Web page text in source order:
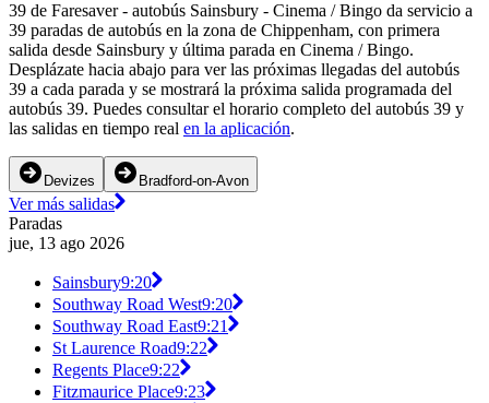
39 de Faresaver - autobús Sainsbury - Cinema / Bingo da servicio a
39 paradas de autobús en la zona de Chippenham, con primera
salida desde Sainsbury y última parada en Cinema / Bingo.
Desplázate hacia abajo para ver las próximas llegadas del autobús
39 a cada parada y se mostrará la próxima salida programada del
autobús 39. Puedes consultar el horario completo del autobús 39 y
las salidas en tiempo real en la aplicación.
Devizes Bradford-on-Avon
Ver más salidas
Paradas
jue, 13 ago 2026
Sainsbury9:20
Southway Road West9:20
Southway Road East9:21
St Laurence Road9:22
Regents Place9:22
Fitzmaurice Place9:23